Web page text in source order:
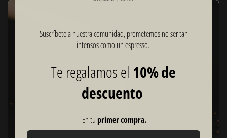
Suscríbete a nuestra comunidad, prometemos no ser tan
intensos como un espresso.
Te regalamos el 10% de
descuento
En tu primer compra.